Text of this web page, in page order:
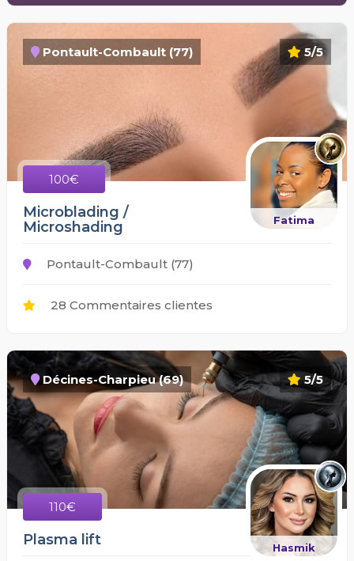
5/5
Pontault-Combault (77)
100€
Fatima
Microblading /
Microshading
Pontault-Combault (77)
28 Commentaires clientes
5/5
Décines-Charpieu (69)
110€
Hasmik
Plasma lift